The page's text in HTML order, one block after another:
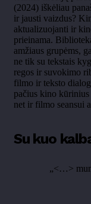
(2024) iškėliau
ir jausti vaizdus?
aktualizuojanti ir
prieinama.
amžiaus grupėms,
ne tik su tekstais
regos ir suvokimo
filmo ir teksto
pačius kino
net ir filmo seansui
Su kuo
„<…>